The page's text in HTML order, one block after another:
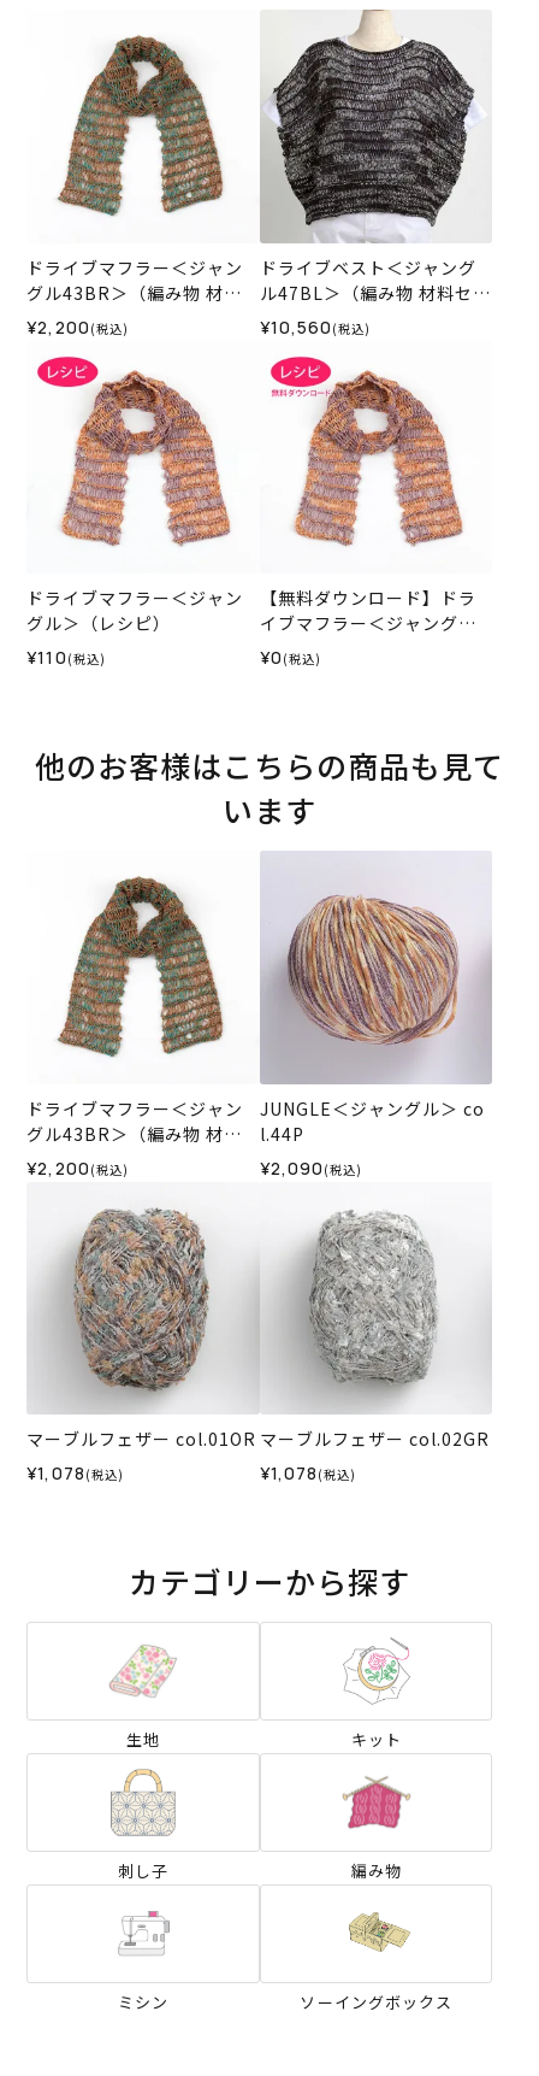
ドライブマフラー＜ジャン
グル43BR＞（編み物 材料
セット）
¥2,200 (税込)
ドライブベスト＜ジャング
ル47BL＞（編み物 材料セッ
ト）
¥10,560 (税込)
ドライブマフラー＜ジャン
グル＞（レシピ）
¥110 (税込)
【無料ダウンロード】ドラ
イブマフラー＜ジャングル
＞（レシピ）
¥0 (税込)
他のお客様はこちらの商品も見て
います
ドライブマフラー＜ジャン
グル43BR＞（編み物 材料
セット）
¥2,200 (税込)
JUNGLE＜ジャングル＞ co
l.44P
¥2,090 (税込)
マーブルフェザー col.01OR
¥1,078 (税込)
マーブルフェザー col.02GR
¥1,078 (税込)
カテゴリーから探す
生地 キット
刺し子 編み物
ミシン ソーイングボックス